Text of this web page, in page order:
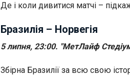
Де і коли дивитися матчі –
Бразилія – Норвегія
5 липня, 23:00. "МетЛайф
Збірна Бразилії за всю свою